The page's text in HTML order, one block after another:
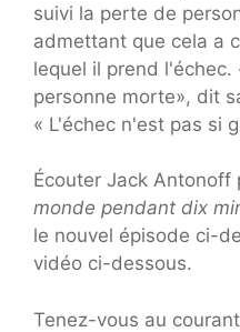
suivi la perte de
admettant que cela a
lequel il prend l'échec.
personne morte», dit
« L'échec n'est pas si
Écouter Jack Antonoff
monde pendant dix
le nouvel épisode ci-
vidéo ci-dessous.
Tenez-vous au